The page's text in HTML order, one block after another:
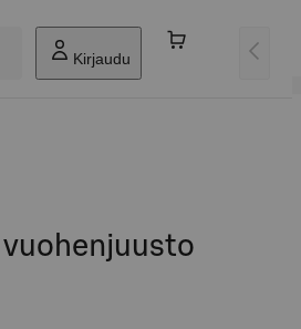
Kirjaudu
vuohenjuusto